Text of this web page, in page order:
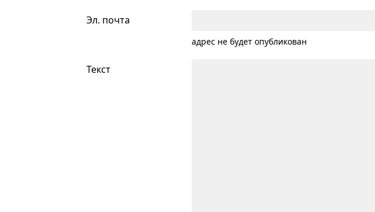
Эл. почта
адрес не будет опубликован
Текст